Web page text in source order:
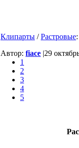
Клипарты /Растровые
Автор: fiace |29
1
2
3
4
5